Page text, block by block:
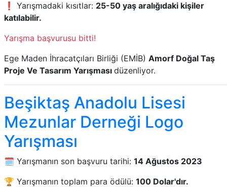
❗ Yarışmadaki kısıtlar: 25-50 yaş aralığıdaki kişiler
katılabilir.
Yarışma başvurusu bitti!
Ege Maden İhracatçıları Birliği (EMİB) Amorf Doğal Taş
Proje Ve Tasarım Yarışması düzenliyor.
Beşiktaş Anadolu Lisesi
Mezunlar Derneği Logo
Yarışması
🗓️ Yarışmanın son başvuru tarihi: 14 Ağustos 2023
🏆 Yarışmanın toplam para ödülü: 100 Dolar'dır.